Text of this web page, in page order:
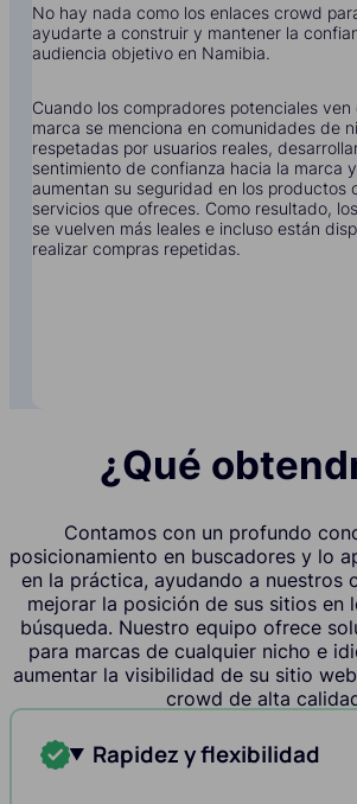
No hay nada como los enlaces crowd
ayudarte a construir y mantener la
audiencia objetivo en Namibia.
Cuando los compradores potenciales ven
marca se menciona en comunidades de
respetadas por usuarios reales,
sentimiento de confianza hacia la marca y
aumentan su seguridad en los productos
servicios que ofreces. Como resultado,
se vuelven más leales e incluso están
realizar compras repetidas.
¿Qué
Contamos con un profundo
posicionamiento en buscadores y lo
en la práctica, ayudando a nuestros
mejorar la posición de sus sitios en
búsqueda. Nuestro equipo ofrece
para marcas de cualquier nicho e
aumentar la visibilidad de su sitio
crowd de alta
Rapidez y flexibilidad